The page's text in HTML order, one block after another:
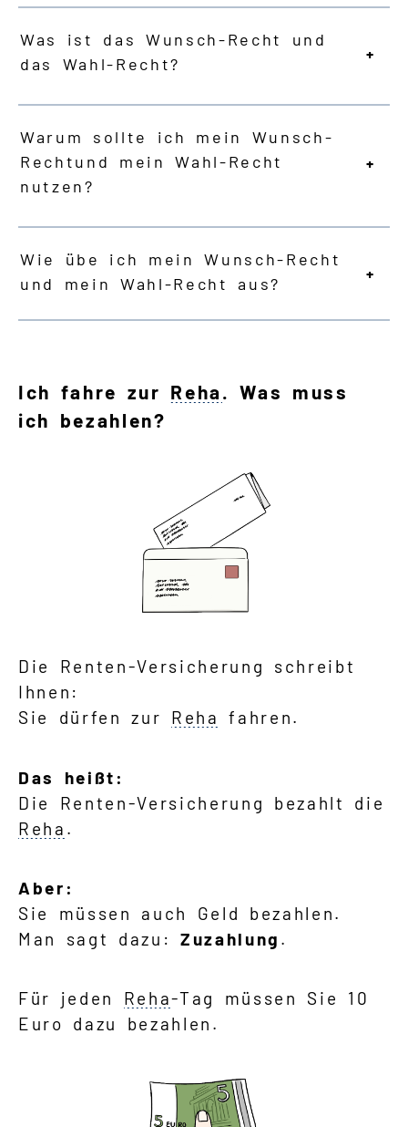
Was ist das Wunsch-Recht und
das Wahl-Recht?
Warum sollte ich mein Wunsch-
Rechtund mein Wahl-Recht
nutzen?
Wie übe ich mein Wunsch-Recht
und mein Wahl-Recht aus?
Ich fahre zur Reha. Was muss
ich bezahlen?
Die Renten-Versicherung schreibt
Ihnen:
Sie dürfen zur Reha fahren.
Das heißt:
Die Renten-Versicherung bezahlt die
Reha .
Aber:
Sie müssen auch Geld bezahlen.
Man sagt dazu: Zuzahlung .
Für jeden Reha-Tag müssen Sie 10
Euro dazu bezahlen.